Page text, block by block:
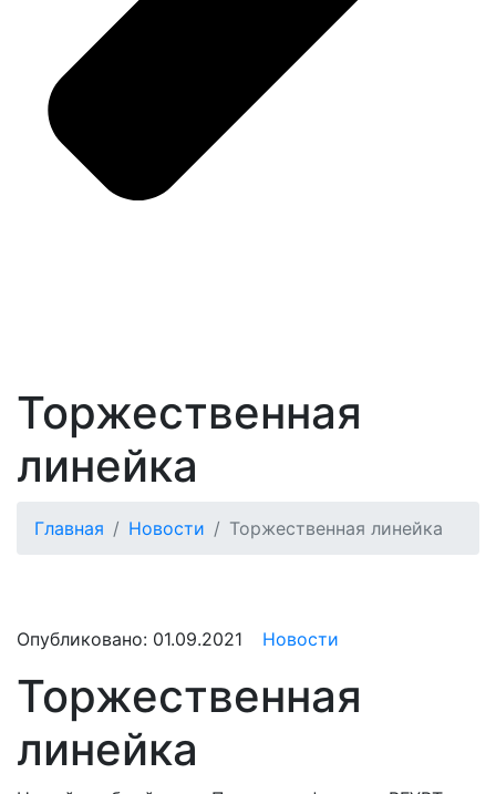
Торжественная
линейка
Главная Новости Торжественная линейка
Опубликовано: 01.09.2021 Новости
Торжественная
линейка